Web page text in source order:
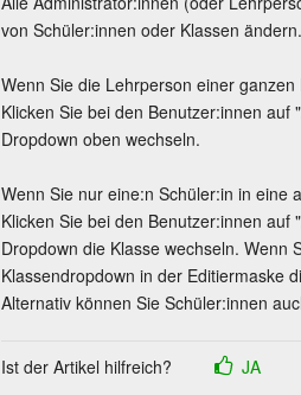
von Schüler:innen oder Klassen ändern.
Wenn Sie die Lehrperson einer
Klicken Sie bei den Benutzer:innen
Dropdown oben wechseln.
Wenn Sie nur eine:n Schüler:in in eine
Klicken Sie bei den Benutzer:innen
Dropdown die Klasse wechseln. Wenn
Klassendropdown in der Editiermaske
Alternativ können Sie Schüler:innen
Ist der Artikel hilfreich? JA